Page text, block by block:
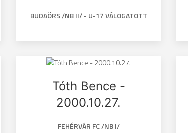
BUDAÖRS /NB II/ - U-17 VÁLOGATOTT
Tóth Bence -
2000.10.27.
FEHÉRVÁR FC /NB I/